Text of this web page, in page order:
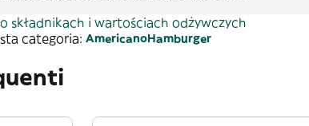
składnikach i wartościach odżywczych
categoria: AmericanoHamburger